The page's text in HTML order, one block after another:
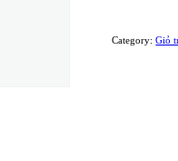
Category:Giỏ